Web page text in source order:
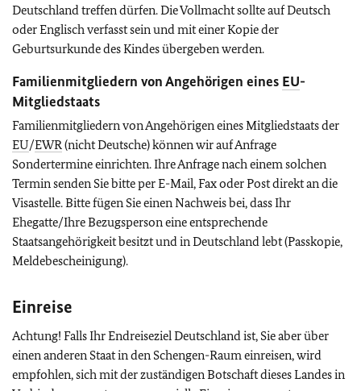
Deutschland treffen dürfen. Die Vollmacht sollte auf Deutsch
oder Englisch verfasst sein und mit einer Kopie der
Geburtsurkunde des Kindes übergeben werden.
Familienmitgliedern von Angehörigen eines EU-
Mitgliedstaats
Familienmitgliedern von Angehörigen eines Mitgliedstaats der
EU/EWR(nicht Deutsche) können wir auf Anfrage
Sondertermine einrichten. Ihre Anfrage nach einem solchen
Termin senden Sie bitte per E-Mail, Fax oder Post direkt an die
Visastelle. Bitte fügen Sie einen Nachweis bei, dass Ihr
Ehegatte/Ihre Bezugsperson eine entsprechende
Staatsangehörigkeit besitzt und in Deutschland lebt (Passkopie,
Meldebescheinigung).
Einreise
Achtung! Falls Ihr Endreiseziel Deutschland ist, Sie aber über
einen anderen Staat in den Schengen-Raum einreisen, wird
empfohlen, sich mit der zuständigen Botschaft dieses Landes in